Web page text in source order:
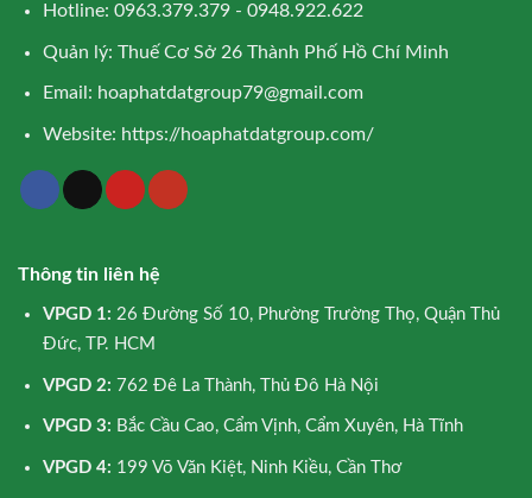
Hotline: 0963.379.379 - 0948.922.622
Quản lý: Thuế Cơ Sở 26 Thành Phố Hồ Chí Minh
Email: hoaphatdatgroup79@gmail.com
Website: https://hoaphatdatgroup.com/
Thông tin liên hệ
VPGD 1: 26 Đường Số 10, Phường Trường Thọ, Quận Thủ
Đức, TP. HCM
VPGD 2: 762 Đê La Thành, Thủ Đô Hà Nội
VPGD 3: Bắc Cầu Cao, Cẩm Vịnh, Cẩm Xuyên, Hà Tĩnh
VPGD 4: 199 Võ Văn Kiệt, Ninh Kiều, Cần Thơ